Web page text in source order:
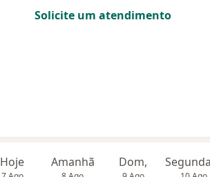
Solicite um atendimento
Hoje Amanhã Dom,